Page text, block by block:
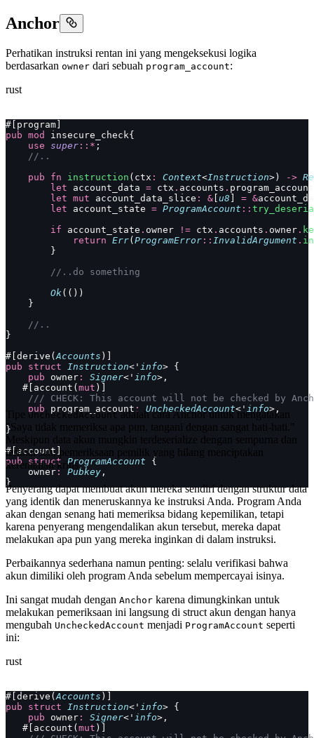
Anchor
Perhatikan instruksi rentan ini yang mengeksekusi logika
berdasarkan owner dari sebuah program_account:
rust
#[program]
pub mod
insecure_check{
    use
super ::* ;
    //..
    pub
fn instruction (ctx : Context<Instruction>) ->
        let
account_data = ctx . accounts . program_account
        let
mut account_data_slice : & [u8 ] = &
        let
account_state = ProgramAccount ::
        if
account_state . owner != ctx . accounts . owner .
            return
Err(ProgramError :: InvalidArgument .
        }
        //..do something
        Ok
(())
    }
    //..
}
#[derive(Accounts )]
pub struct Instruction<' info> {
    pub
owner : Signer<' info>,
   #[account(
mut )]
/// CHECK: This account will not be checked by
    pub
program_account : UncheckedAccount<' info>,
}
#[account]
pub struct ProgramAccount {
    owner
: Pubkey ,
}
Tipe UncheckedAccountadalah cara Anchor untuk mengatakan
"Saya tidak memeriksa apa pun, tangani dengan sangat hati-hati."
Meskipun data akun mungkin terdeserialize dengan sempurna dan
terlihat sah, pemeriksaan pemilik yang hilang menciptakan
kerentanan kritis.
Penyerang dapat membuat akun mereka sendiri dengan struktur data
yang identik dan meneruskannya ke instruksi Anda. Program Anda
akan dengan senang hati memeriksa bidang kepemilikan, tetapi
karena penyerang mengendalikan akun tersebut, mereka dapat
melakukan apa pun yang mereka inginkan di dalam instruksi.
Perbaikannya sederhana namun penting: selalu verifikasi bahwa
akun dimiliki oleh program Anda sebelum mempercayai isinya.
Ini sangat mudah dengan Anchor karena dimungkinkan untuk
melakukan pemeriksaan ini langsung di struct akun dengan hanya
mengubah UncheckedAccount menjadi ProgramAccount seperti
ini:
rust
#[derive(Accounts )]
pub struct Instruction<' info> {
    pub
owner : Signer<' info>,
   #[account(
mut )]